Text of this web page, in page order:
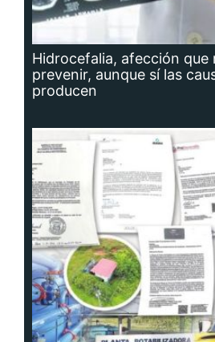
Hidrocefalia, afección que
prevenir, aunque sí las
producen